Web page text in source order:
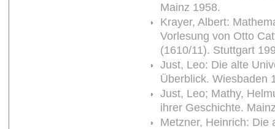
Mainz 1958.
Krayer, Albert:
Vorlesung von Otto
(1610/11). Stuttgart
Just, Leo: Die alte
Überblick. Wiesbaden
Just, Leo; Mathy,
ihrer Geschichte.
Metzner, Heinrich: Die